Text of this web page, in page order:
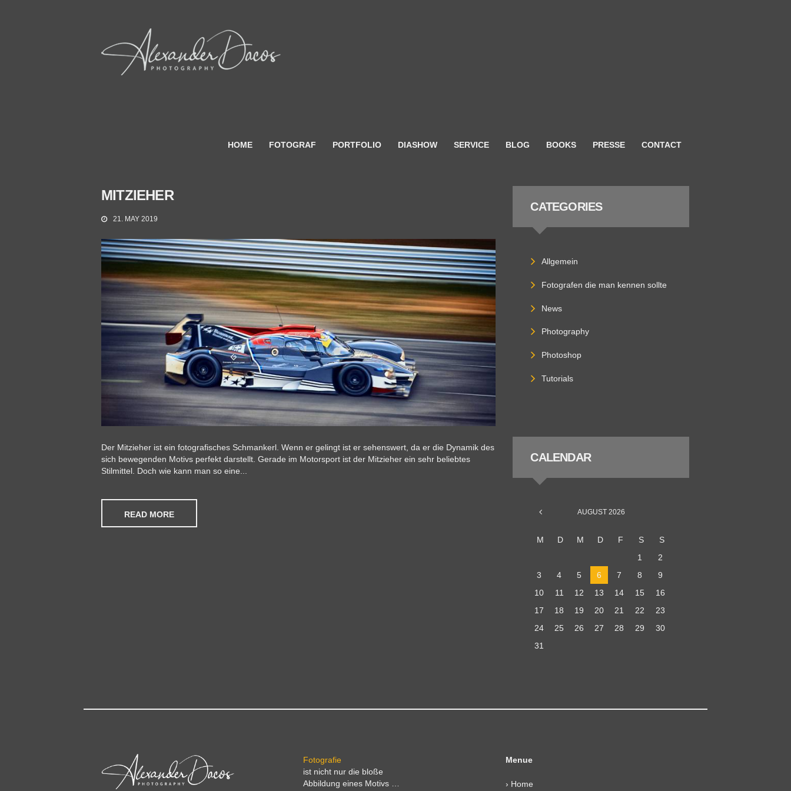
HOME FOTOGRAF PORTFOLIO DIASHOW SERVICE BLOG BOOKS PRESSE CONTACT
MITZIEHER
21. MAY 2019
Der Mitzieher ist ein fotografisches Schmankerl. Wenn er gelingt ist er sehenswert, da er die Dynamik des
sich bewegenden Motivs perfekt darstellt. Gerade im Motorsport ist der Mitzieher ein sehr beliebtes
Stilmittel. Doch wie kann man so eine...
READ MORE
CATEGORIES
Allgemein
Fotografen die man kennen sollte
News
Photography
Photoshop
Tutorials
CALENDAR
AUGUST 2026
M D M D F S
S
1
2
3
4 5 6 7 8
9
10
11 12 13 14 15
16
17
18 19 20 21 22
23
24
25 26 27 28 29
30
31
Fotografie
ist nicht nur die bloße
Abbildung eines Motivs …
Menue
› Home